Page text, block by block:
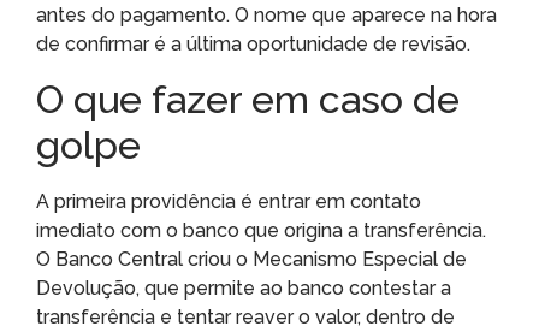
antes do pagamento. O nome que aparece na hora
de confirmar é a última oportunidade de revisão.
O que fazer em caso de
golpe
A primeira providência é entrar em contato
imediato com o banco que origina a transferência.
O Banco Central criou o Mecanismo Especial de
Devolução, que permite ao banco contestar a
transferência e tentar reaver o valor, dentro de